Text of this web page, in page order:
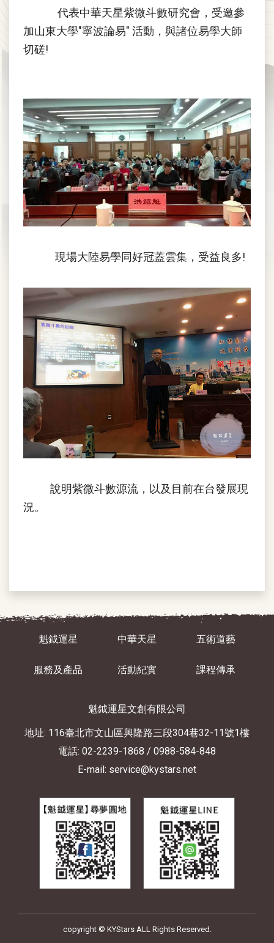
代表中華天星紫微斗數研究會，受邀參
加山東大學"寧波論易" 活動，與諸位易學大師
切磋!
現場大陸易學同好冠蓋雲集，受益良多!
說明紫微斗數源流，以及目前在台發展現
況。
魁鉞運星 中華天星 五術道藝
服務及產品 活動紀實 課程傳承
魁鉞運星文創有限公司
地址: 116臺北市文山區興隆路三段304巷32-11號1樓
電話: 02-2239-1868 / 0988-584-848
E-mail: service@kystars.net
copyright © KYStars ALL Rights Reserved.